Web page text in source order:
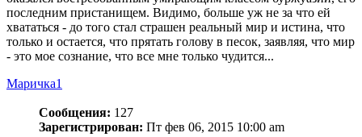
последним пристанищем. Видимо, больше уж не за что ей
хвататься - до того стал страшен реальный мир и истина, что
только и остается, что прятать голову в песок, заявляя, что мир
- это мое сознание, что все мне только чудится...
Маричка1
Сообщения: 127
Зарегистрирован: Пт фев 06, 2015 10:00 am